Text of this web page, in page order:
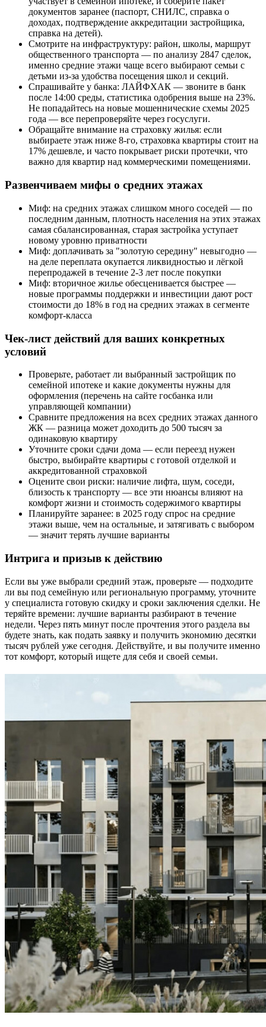
документов заранее (паспорт, СНИЛС, справка о
доходах, подтверждение аккредитации застройщика,
справка на детей).
Смотрите на инфраструктуру: район, школы, маршрут
общественного транспорта — по анализу 2847 сделок,
именно средние этажи чаще всего выбирают семьи с
детьми из-за удобства посещения школ и секций.
Спрашивайте у банка: ЛАЙФХАК — звоните в банк
после 14:00 среды, статистика одобрения выше на 23%.
Не попадайтесь на новые мошеннические схемы 2025
года — все перепроверяйте через госуслуги.
Обращайте внимание на страховку жилья: если
выбираете этаж ниже 8-го, страховка квартиры стоит на
17% дешевле, и часто покрывает риски протечки, что
важно для квартир над коммерческими помещениями.
Развенчиваем мифы о средних этажах
Миф: на средних этажах слишком много соседей — по
последним данным, плотность населения на этих этажах
самая сбалансированная, старая застройка уступает
новому уровню приватности
Миф: доплачивать за "золотую середину" невыгодно —
на деле переплата окупается ликвидностью и лёгкой
перепродажей в течение 2-3 лет после покупки
Миф: вторичное жилье обесценивается быстрее —
новые программы поддержки и инвестиции дают рост
стоимости до 18% в год на средних этажах в сегменте
комфорт-класса
Чек-лист действий для ваших конкретных
условий
Проверьте, работает ли выбранный застройщик по
семейной ипотеке и какие документы нужны для
оформления (перечень на сайте госбанка или
управляющей компании)
Сравните предложения на всех средних этажах данного
ЖК — разница может доходить до 500 тысяч за
одинаковую квартиру
Уточните сроки сдачи дома — если переезд нужен
быстро, выбирайте квартиры с готовой отделкой и
аккредитованной страховкой
Оцените свои риски: наличие лифта, шум, соседи,
близость к транспорту — все эти нюансы влияют на
комфорт жизни и стоимость содержимого квартиры
Планируйте заранее: в 2025 году спрос на средние
этажи выше, чем на остальные, и затягивать с выбором
— значит терять лучшие варианты
Интрига и призыв к действию
Если вы уже выбрали средний этаж, проверьте — подходите
ли вы под семейную или региональную программу, уточните
у специалиста готовую скидку и сроки заключения сделки. Не
теряйте времени: лучшие варианты разбирают в течение
недели. Через пять минут после прочтения этого раздела вы
будете знать, как подать заявку и получить экономию десятки
тысяч рублей уже сегодня. Действуйте, и вы получите именно
тот комфорт, который ищете для себя и своей семьи.